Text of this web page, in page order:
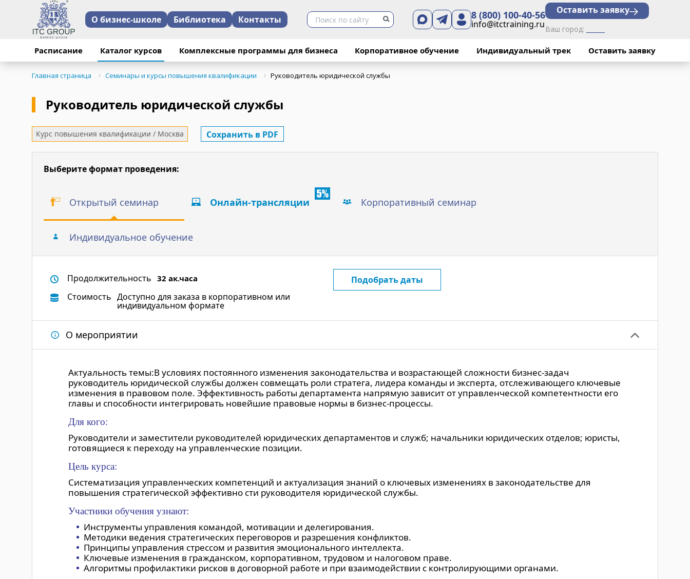
О бизнес-школе Библиотека Контакты 8 (800) 100-40-56
info@itctraining.ru
Оставить заявку
Ваш город:
Расписание Каталог курсов Комплексные программы для бизнеса Корпоративное обучение Индивидуальный трек Оставить заявку
Главная страница Семинары и курсы повышения квалификации Руководитель юридической службы
Руководитель юридической службы
Курс повышения квалификации / Москва Сохранить в PDF
Выберите формат проведения:
Открытый семинар Онлайн-трансляции Корпоративный семинар
Индивидуальное обучение
Продолжительность 32 ак.часа
Стоимость Доступно для заказа в корпоративном или
индивидуальном формате
Подобрать даты
О мероприятии
Актуальность темы:В условиях постоянного изменения законодательства и возрастающей сложности бизнес-задач
руководитель юридической службы должен совмещать роли стратега, лидера команды и эксперта, отслеживающего ключевые
изменения в правовом поле. Эффективность работы департамента напрямую зависит от управленческой компетентности его
главы и способности интегрировать новейшие правовые нормы в бизнес-процессы.
Для кого:
Руководители и заместители руководителей юридических департаментов и служб; начальники юридических отделов; юристы,
готовящиеся к переходу на управленческие позиции.
Цель курса:
Систематизация управленческих компетенций и актуализация знаний о ключевых изменениях в законодательстве для
повышения стратегической эффективно сти руководителя юридической службы.
Участники обучения узнают:
Инструменты управления командой, мотивации и делегирования.
Методики ведения стратегических переговоров и разрешения конфликтов.
Принципы управления стрессом и развития эмоционального интеллекта.
Ключевые изменения в гражданском, корпоративном, трудовом и налоговом праве.
Алгоритмы профилактики рисков в договорной работе и при взаимодействии с контролирующими органами.
12-13 сентября 2025 года прошёл семинар на тему "Руководитель юридической
службы"
×
В семинаре принимал участие представитель компании АО "Уголь-Транс" (г. Мытищи, компания
работает в сфере вспомогательных услуг, связанных с железнодорожным транспортом).
Отзыв участника:
"Обучение прошло отлично, всё понравилось".